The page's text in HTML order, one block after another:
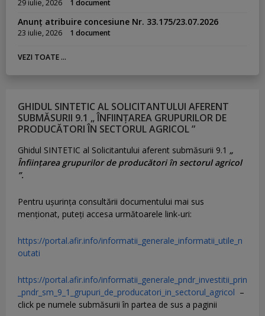
29 iulie, 2026 1 document
Anunț atribuire concesiune Nr. 33.175/23.07.2026
23 iulie, 2026 1 document
VEZI TOATE ...
GHIDUL SINTETIC AL SOLICITANTULUI AFERENT
SUBMĂSURII 9.1 „ ÎNFIINȚAREA GRUPURILOR DE
PRODUCĂTORI ÎN SECTORUL AGRICOL ”
Ghidul SINTETIC al Solicitantului aferent submăsurii 9.1 „
Înființarea grupurilor de producători în sectorul agricol
”.
Pentru uşurinţa consultării documentului mai sus
menţionat, puteţi accesa următoarele link-uri:
https://portal.afir.info/informatii_generale_informatii_utile_n
outati
https://portal.afir.info/informatii_generale_pndr_investitii_prin
_pndr_sm_9_1_grupuri_de_producatori_in_sectorul_agricol –
click pe numele submăsurii în partea de sus a paginii